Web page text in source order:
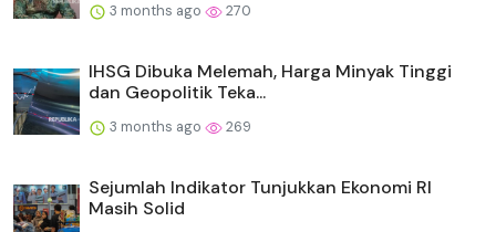
3 months ago 270
IHSG Dibuka Melemah, Harga Minyak Tinggi
dan Geopolitik Teka...
3 months ago 269
Sejumlah Indikator Tunjukkan Ekonomi RI
Masih Solid